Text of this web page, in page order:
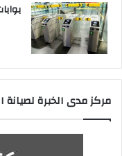
مركز مدى الخبرة لصيانة